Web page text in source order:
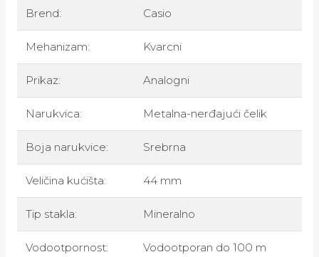
Brend: Casio
Mehanizam: Kvarcni
Prikaz: Analogni
Narukvica: Metalna-nerđajući čelik
Boja narukvice: Srebrna
Veličina kućišta: 44 mm
Tip stakla: Mineralno
Vodootpornost: Vodootporan do 100 m